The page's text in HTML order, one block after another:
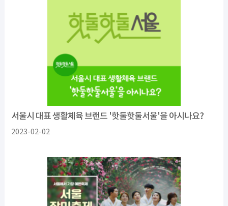
서울시 대표 생활체육 브랜드 '핫둘핫둘서울'을 아시나요?
2023-02-02